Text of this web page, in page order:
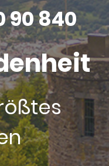
90 840